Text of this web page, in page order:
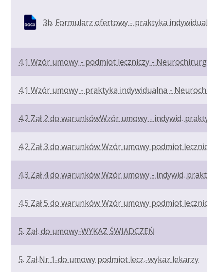
3b. Formularz ofertowy - praktyka indywidualna
4.1 Wzór umowy - podmiot leczniczy - Neurochirurgia
4.1 Wzór umowy - praktyka indywidualna -
4.2 Zał 2 do warunkówWzór umowy - indywid.
4.2 Zał 3 do warunków Wzór umowy podmiot
4.3 Zał 4 do warunków Wzór umowy - indywid.
4.5 Zał 5 do warunków Wzór umowy podmiot
5. Zał. do umowy-WYKAZ ŚWIADCZEŃ
5. Zał.Nr 1-do umowy podmiot lecz.-wykaz lekarzy